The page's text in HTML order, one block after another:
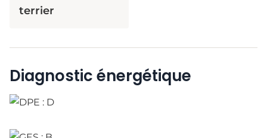
terrier
Diagnostic énergétique